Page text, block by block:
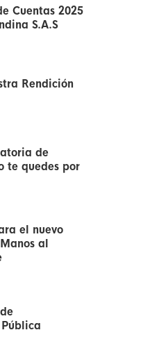
Cuentas 2025
S.A.S
Rendición
de
te quedes por
el nuevo
al